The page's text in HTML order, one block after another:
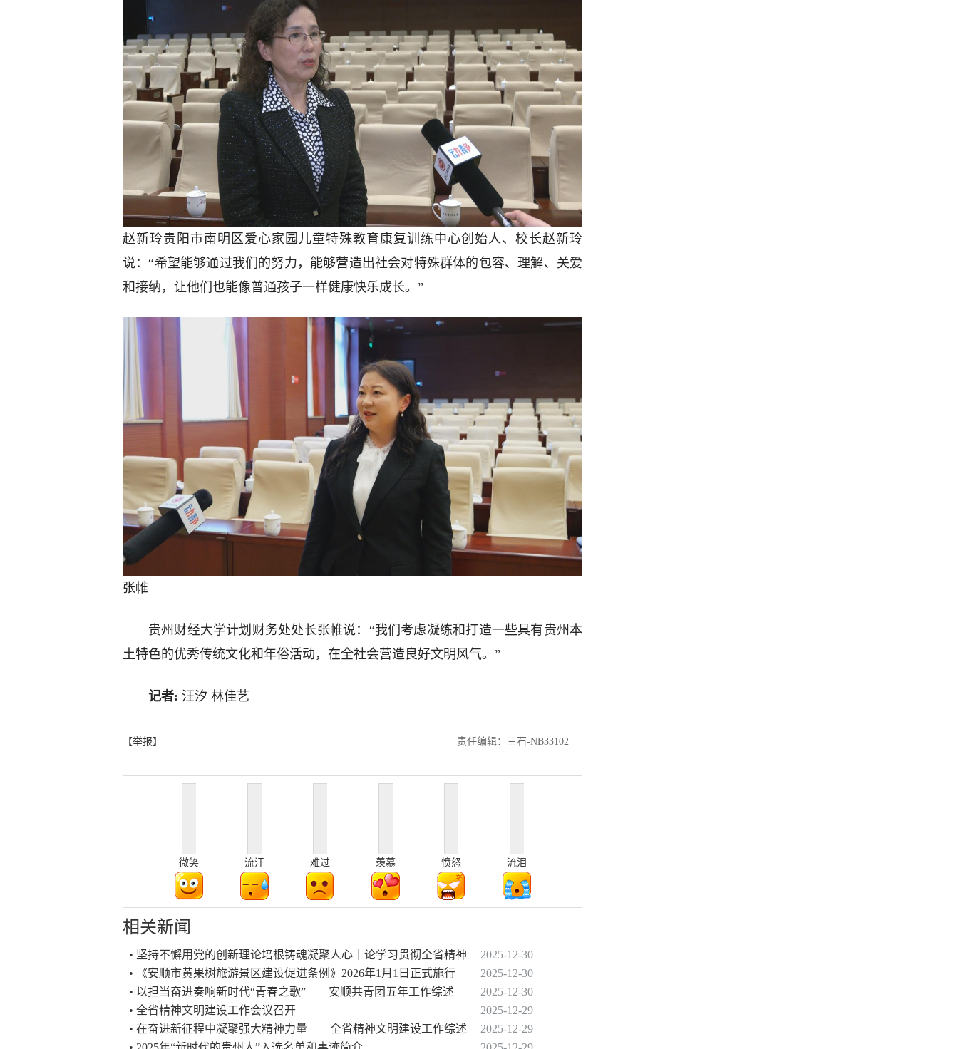
赵新玲贵阳市南明区爱心家园儿童特殊教育康复训练中心创始人、校长赵新玲
说：“希望能够通过我们的努力，能够营造出社会对特殊群体的包容、理解、关爱
和接纳，让他们也能像普通孩子一样健康快乐成长。”
张帷
贵州财经大学计划财务处处长张帷说：“我们考虑凝练和打造一些具有贵州本
土特色的优秀传统文化和年俗活动，在全社会营造良好文明风气。”
记者: 汪汐 林佳艺
【举报】 责任编辑：三石-NB33102
微笑 流汗 难过 羡慕 愤怒 流泪
相关新闻
• 坚持不懈用党的创新理论培根铸魂凝聚人心｜论学习贯彻全省精神
2025-12-30
• 《安顺市黄果树旅游景区建设促进条例》2026年1月1日正式施行
2025-12-30
• 以担当奋进奏响新时代“青春之歌”——安顺共青团五年工作综述
2025-12-30
• 全省精神文明建设工作会议召开
2025-12-29
• 在奋进新征程中凝聚强大精神力量——全省精神文明建设工作综述
2025-12-29